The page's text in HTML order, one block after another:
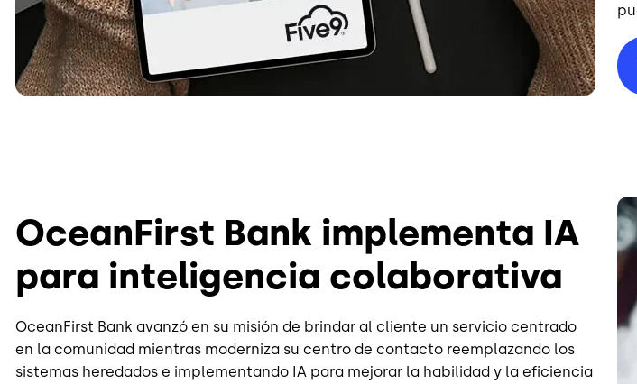
OceanFirst Bank implementa IA
para inteligencia colaborativa
OceanFirst Bank avanzó en su misión de brindar al cliente un servicio centrado
en la comunidad mientras moderniza su centro de contacto reemplazando los
sistemas heredados e implementando IA para mejorar la habilidad y la eficiencia